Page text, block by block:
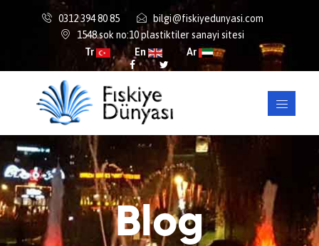
0312 394 80 85
bilgi@fiskiyedunyasi.com
1548.sok no:10 plastiktiler sanayi sitesi
Tr
En Ar
Blog